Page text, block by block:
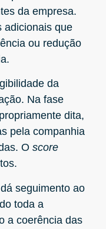
da empresa.
adicionais que
ou redução
da
Na fase
dita,
pela companhia
O score
seguimento ao
toda a
a coerência das